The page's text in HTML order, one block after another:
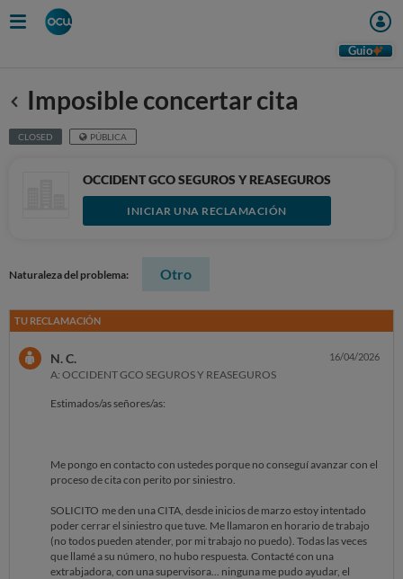
Guio
Anterior
Imposible concertar cita
CLOSED PÚBLICA
OCCIDENT GCO SEGUROS Y REASEGUROS
INICIAR UNA RECLAMACIÓN
Naturaleza del problema: Otro
TU RECLAMACIÓN
N. C.
A: OCCIDENT GCO SEGUROS Y REASEGUROS
16/04/2026
Estimados/as señores/as:
Me pongo en contacto con ustedes porque no conseguí avanzar con el
proceso de cita con perito por siniestro.
SOLICITO me den una CITA, desde inicios de marzo estoy intentado
poder cerrar el siniestro que tuve. Me llamaron en horario de trabajo
(no todos pueden atender, por mi trabajo no puedo). Todas las veces
que llamé a su número, no hubo respuesta. Contacté con una
extrabjadora, con una supervisora... ninguna me pudo ayudar, el